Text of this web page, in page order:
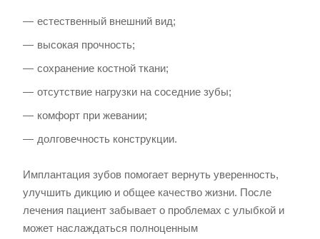
естественный внешний вид;
высокая прочность;
сохранение костной ткани;
отсутствие нагрузки на соседние зубы;
комфорт при жевании;
долговечность конструкции.
Имплантация зубов помогает вернуть уверенность,
улучшить дикцию и общее качество жизни. После
лечения пациент забывает о проблемах с улыбкой и
может наслаждаться полноценным